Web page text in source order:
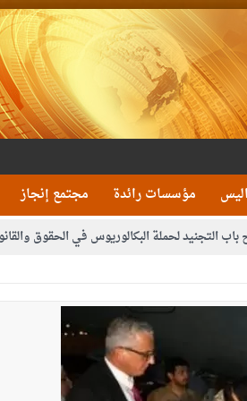
مؤسسات رائدة مجتمع إنجاز
التجنيد لحملة البكالوريوس في الحقوق
ويؤكد حرص مجلس النواب على شراكة فاعلة
الملك يلتقي مجموعة من رفاق السلاح